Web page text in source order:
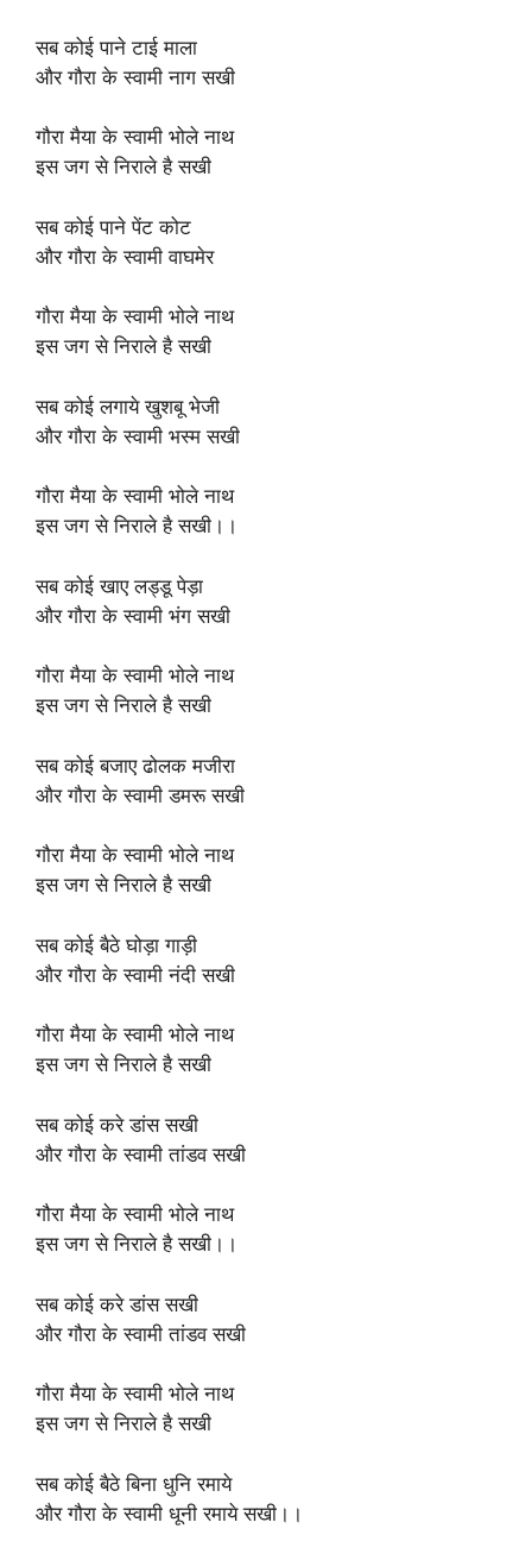
सब कोई पाने टाई माला
और गौरा के स्वामी नाग सखी
गौरा मैया के स्वामी भोले नाथ
इस जग से निराले है सखी
सब कोई पाने पेंट कोट
और गौरा के स्वामी वाघमेर
गौरा मैया के स्वामी भोले नाथ
इस जग से निराले है सखी
सब कोई लगाये खुशबू भेजी
और गौरा के स्वामी भस्म सखी
गौरा मैया के स्वामी भोले नाथ
इस जग से निराले है सखी।।
सब कोई खाए लड्डू पेड़ा
और गौरा के स्वामी भंग सखी
गौरा मैया के स्वामी भोले नाथ
इस जग से निराले है सखी
सब कोई बजाए ढोलक मजीरा
और गौरा के स्वामी डमरू सखी
गौरा मैया के स्वामी भोले नाथ
इस जग से निराले है सखी
सब कोई बैठे घोड़ा गाड़ी
और गौरा के स्वामी नंदी सखी
गौरा मैया के स्वामी भोले नाथ
इस जग से निराले है सखी
सब कोई करे डांस सखी
और गौरा के स्वामी तांडव सखी
गौरा मैया के स्वामी भोले नाथ
इस जग से निराले है सखी।।
सब कोई करे डांस सखी
और गौरा के स्वामी तांडव सखी
गौरा मैया के स्वामी भोले नाथ
इस जग से निराले है सखी
सब कोई बैठे बिना धुनि रमाये
और गौरा के स्वामी धूनी रमाये सखी।।